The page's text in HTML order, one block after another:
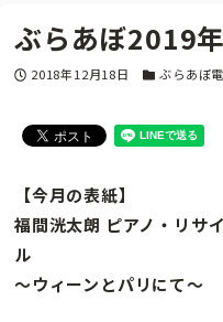
ぶらあぼ2019
投稿日
2018年12月18日 カテゴリー
ぶらあぼ
【今月の表紙】
福間洸太朗 ピアノ・リサ
ル
〜ウィーンとパリにて〜